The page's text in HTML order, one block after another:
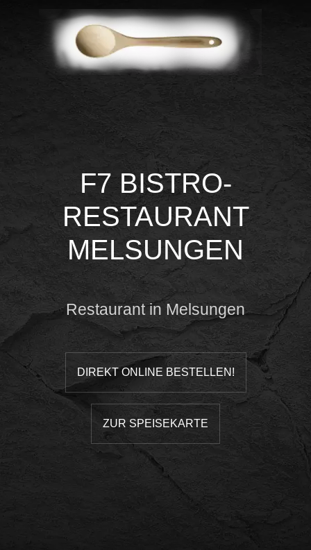
F7 BISTRO-
RESTAURANT
MELSUNGEN
Restaurant in Melsungen
DIREKT ONLINE BESTELLEN!
ZUR SPEISEKARTE